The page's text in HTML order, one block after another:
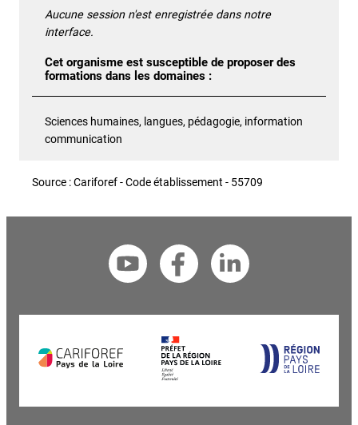
Aucune session n'est enregistrée dans notre
interface.
Cet organisme est susceptible de proposer des
formations dans les domaines :
Sciences humaines, langues, pédagogie, information
communication
Source : Cariforef - Code établissement - 55709